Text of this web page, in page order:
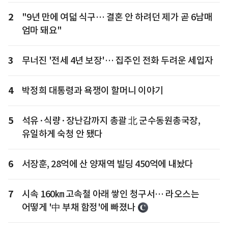
2
"9년 만에 여덟 식구… 결혼 안 하려던 제가 곧 6남매
엄마 돼요"
3 무너진 '전세 4년 보장'… 집주인 전화 두려운 세입자
4 박정희 대통령과 욕쟁이 할머니 이야기
5
석유·식량·장난감까지 총괄 北 군수동원총국장,
유일하게 숙청 안 됐다
6 서장훈, 28억에 산 양재역 빌딩 450억에 내놨다
7
시속 160㎞ 고속철 아래 쌓인 청구서… 라오스는
어떻게 '中 부채 함정'에 빠졌나